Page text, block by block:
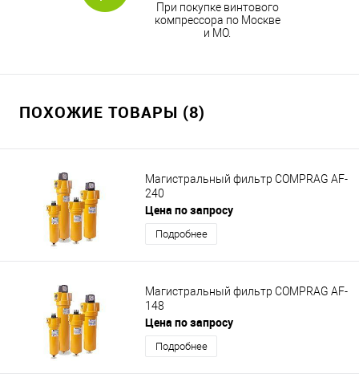
При покупке винтового
компрессора по Москве
и МО.
ПОХОЖИЕ ТОВАРЫ (8)
Магистральный фильтр COMPRAG AF-
240
Цена по запросу
Подробнее
Магистральный фильтр COMPRAG AF-
148
Цена по запросу
Подробнее